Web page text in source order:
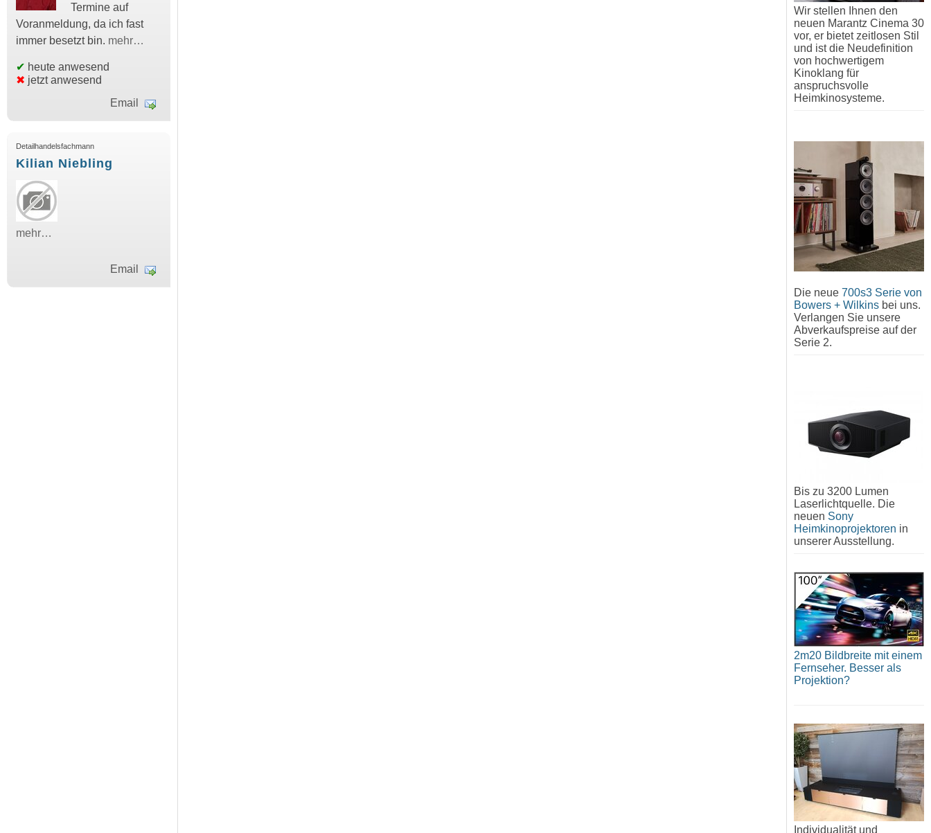
Termine auf
Voranmeldung, da ich fast
immer besetzt bin. mehr…
✔ heute anwesend
✖ jetzt anwesend
Email
Detailhandelsfachmann
Kilian Niebling
mehr…
Email
Wir stellen Ihnen den
neuen Marantz Cinema 30
vor, er bietet zeitlosen Stil
und ist die Neudefinition
von hochwertigem
Kinoklang für
anspruchsvolle
Heimkinosysteme.
Die neue 700s3 Serie von
Bowers + Wilkins bei uns.
Verlangen Sie unsere
Abverkaufspreise auf der
Serie 2.
Bis zu 3200 Lumen
Laserlichtquelle. Die
neuen Sony
Heimkinoprojektoren in
unserer Ausstellung.
2m20 Bildbreite mit einem
Fernseher. Besser als
Projektion?
Individualität und